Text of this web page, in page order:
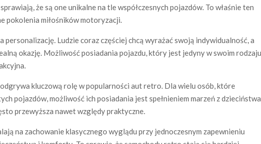
że są one unikalne na tle współczesnych pojazdów. To właśnie ten
pokolenia miłośników motoryzacji.
personalizację. Ludzie coraz częściej chcą wyrażać swoją indywidualność, a
okazję. Możliwość posiadania pojazdu, który jest jedyny w swoim
kluczową rolę w popularności aut retro. Dla wielu osób, które
pojazdów, możliwość ich posiadania jest spełnieniem marzeń z
przewyższa nawet względy praktyczne.
na zachowanie klasycznego wyglądu przy jednoczesnym zapewnieniu